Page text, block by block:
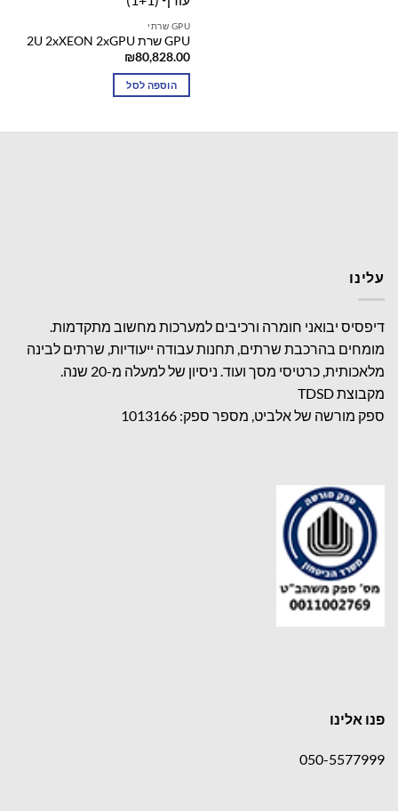
GPU שרתי
GPU שרת 2U 2xXEON 2xGPU
₪80,828.00
הוספה לסל
עלינו
דיפסיס יבואני חומרה ורכיבים למערכות מחשוב מתקדמות.
מומחים בהרכבת שרתים, תחנות עבודה ייעודיות, שרתים לבינה
מלאכותית, כרטיסי מסך ועוד. ניסיון של למעלה מ-20 שנה.
מקבוצת TDSD
ספק מורשה של אלביט, מספר ספק: 1013166
פנו אלינו
050-5577999